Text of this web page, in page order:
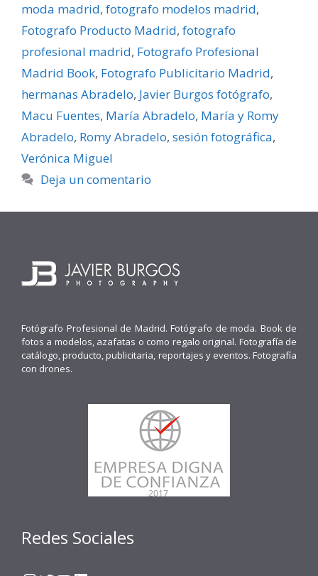
moda madrid, fotografo modelos madrid,
Fotografo Producto Madrid, fotografo
profesional madrid, Fotografo Profesional
Madrid Book, Fotografo Publicitario Madrid,
hermanas Abradelo, Javier Burgos fotógrafo,
Macu Fuentes, María Abradelo, María y Romy
Abradelo, Romy Abradelo, sesión fotográfica,
Verónica Miguel
Deja un comentario
Fotógrafo Profesional de Madrid. Fotógrafo de moda. Book de
fotos a modelos, azafatas o como regalo original. Fotografía de
catálogo, producto, publicitaria, reportajes y eventos. Fotografía
con drones.
Redes Sociales